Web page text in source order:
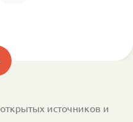
источников и